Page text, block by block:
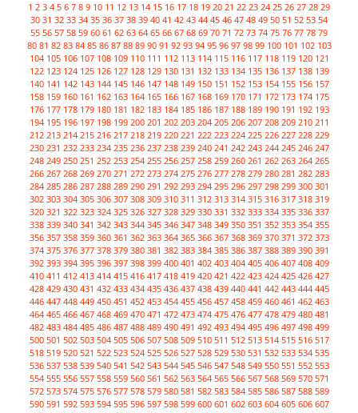
1 2 3 4 5 6 7 8 9 10 11 12 13 14 15 16 17 18 19 20 21 22 23 24 25 26 27 28 29
30 31 32 33 34 35 36 37 38 39 40 41 42 43 44 45 46 47 48 49 50 51 52 53 54
55 56 57 58 59 60 61 62 63 64 65 66 67 68 69 70 71 72 73 74 75 76 77 78 79
80 81 82 83 84 85 86 87 88 89 90 91 92 93 94 95 96 97 98 99 100 101 102 103
104 105 106 107 108 109 110 111 112 113 114 115 116 117 118 119 120 121
122 123 124 125 126 127 128 129 130 131 132 133 134 135 136 137 138 139
140 141 142 143 144 145 146 147 148 149 150 151 152 153 154 155 156 157
158 159 160 161 162 163 164 165 166 167 168 169 170 171 172 173 174 175
176 177 178 179 180 181 182 183 184 185 186 187 188 189 190 191 192 193
194 195 196 197 198 199 200 201 202 203 204 205 206 207 208 209 210 211
212 213 214 215 216 217 218 219 220 221 222 223 224 225 226 227 228 229
230 231 232 233 234 235 236 237 238 239 240 241 242 243 244 245 246 247
248 249 250 251 252 253 254 255 256 257 258 259 260 261 262 263 264 265
266 267 268 269 270 271 272 273 274 275 276 277 278 279 280 281 282 283
284 285 286 287 288 289 290 291 292 293 294 295 296 297 298 299 300 301
302 303 304 305 306 307 308 309 310 311 312 313 314 315 316 317 318 319
320 321 322 323 324 325 326 327 328 329 330 331 332 333 334 335 336 337
338 339 340 341 342 343 344 345 346 347 348 349 350 351 352 353 354 355
356 357 358 359 360 361 362 363 364 365 366 367 368 369 370 371 372 373
374 375 376 377 378 379 380 381 382 383 384 385 386 387 388 389 390 391
392 393 394 395 396 397 398 399 400 401 402 403 404 405 406 407 408 409
410 411 412 413 414 415 416 417 418 419 420 421 422 423 424 425 426 427
428 429 430 431 432 433 434 435 436 437 438 439 440 441 442 443 444 445
446 447 448 449 450 451 452 453 454 455 456 457 458 459 460 461 462 463
464 465 466 467 468 469 470 471 472 473 474 475 476 477 478 479 480 481
482 483 484 485 486 487 488 489 490 491 492 493 494 495 496 497 498 499
500 501 502 503 504 505 506 507 508 509 510 511 512 513 514 515 516 517
518 519 520 521 522 523 524 525 526 527 528 529 530 531 532 533 534 535
536 537 538 539 540 541 542 543 544 545 546 547 548 549 550 551 552 553
554 555 556 557 558 559 560 561 562 563 564 565 566 567 568 569 570 571
572 573 574 575 576 577 578 579 580 581 582 583 584 585 586 587 588 589
590 591 592 593 594 595 596 597 598 599 600 601 602 603 604 605 606 607